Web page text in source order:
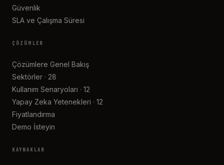
Güvenlik
SLA ve Çalışma Süresi
ÇÖZÜMLER
Çözümlere Genel Bakış
Sektörler · 28
Kullanım Senaryoları · 12
Yapay Zeka Yetenekleri · 12
Fiyatlandırma
Demo İsteyin
KAYNAKLAR